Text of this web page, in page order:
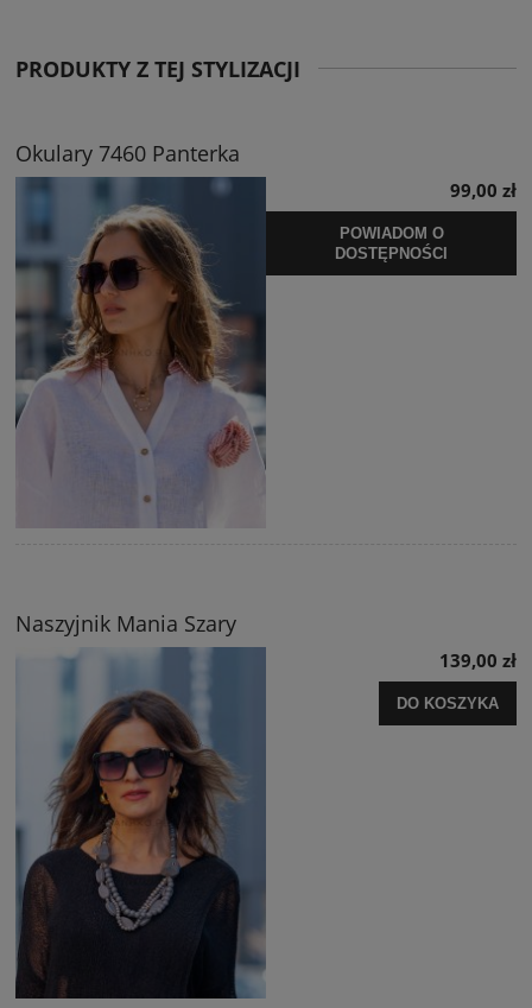
PRODUKTY Z TEJ STYLIZACJI
Okulary 7460 Panterka
99,00 zł
POWIADOM O
DOSTĘPNOŚCI
Naszyjnik Mania Szary
139,00 zł
DO KOSZYKA